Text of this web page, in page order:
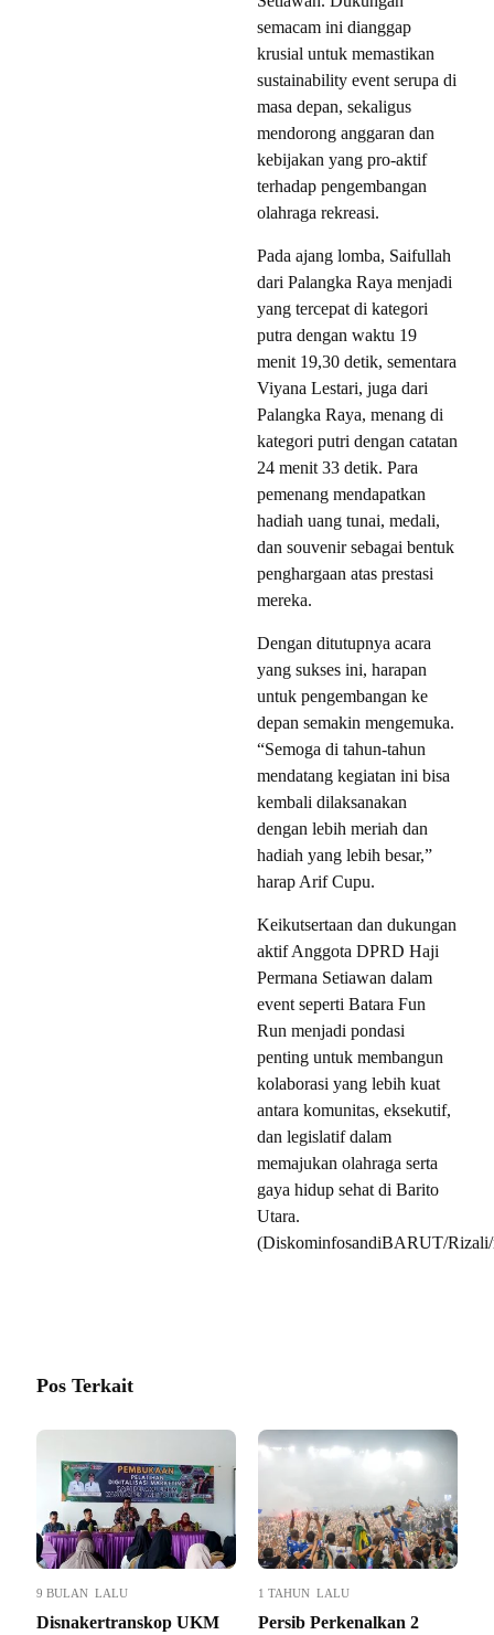
semacam ini dianggap
krusial untuk memastikan
sustainability event serupa di
masa depan, sekaligus
mendorong anggaran dan
kebijakan yang pro-aktif
terhadap pengembangan
olahraga rekreasi.
Pada ajang lomba, Saifullah
dari Palangka Raya menjadi
yang tercepat di kategori
putra dengan waktu 19
menit 19,30 detik, sementara
Viyana Lestari, juga dari
Palangka Raya, menang di
kategori putri dengan catatan
24 menit 33 detik. Para
pemenang mendapatkan
hadiah uang tunai, medali,
dan souvenir sebagai bentuk
penghargaan atas prestasi
mereka.
Dengan ditutupnya acara
yang sukses ini, harapan
untuk pengembangan ke
depan semakin mengemuka.
“Semoga di tahun-tahun
mendatang kegiatan ini bisa
kembali dilaksanakan
dengan lebih meriah dan
hadiah yang lebih besar,”
harap Arif Cupu.
Keikutsertaan dan dukungan
aktif Anggota DPRD Haji
Permana Setiawan dalam
event seperti Batara Fun
Run menjadi pondasi
penting untuk membangun
kolaborasi yang lebih kuat
antara komunitas, eksekutif,
dan legislatif dalam
memajukan olahraga serta
gaya hidup sehat di Barito
Utara.
(DiskominfosandiBARUT/
Pos Terkait
9 BULAN LALU
Disnakertranskop UKM
1 TAHUN LALU
Persib Perkenalkan 2